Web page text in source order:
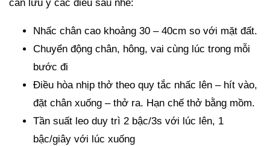
cần lưu ý các điều sau nhé:
Nhấc chân cao khoảng 30 – 40cm so với mặt đất.
Chuyển động chân, hông, vai cùng lúc trong mỗi
bước đi
Điều hòa nhịp thở theo quy tắc nhấc lên – hít vào,
đặt chân xuống – thở ra. Hạn chế thở bằng mồm.
Tần suất leo duy trì 2 bậc/3s với lúc lên, 1
bậc/giây với lúc xuống